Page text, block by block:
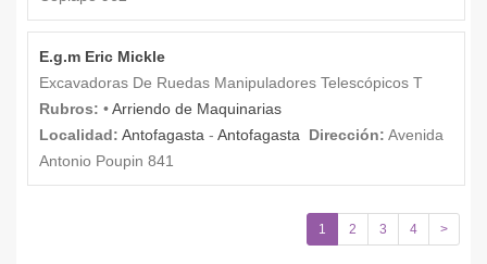
E.g.m Eric Mickle
Excavadoras De Ruedas Manipuladores Telescópicos T
Rubros: •Arriendo de Maquinarias
Localidad: Antofagasta - Antofagasta Dirección: Avenida
Antonio Poupin 841
1 2 3 4 >